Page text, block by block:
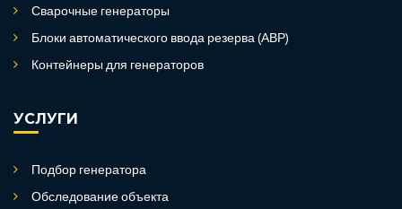
Сварочные генераторы
Блоки автоматического ввода резерва (АВР)
Контейнеры для генераторов
УСЛУГИ
Подбор генератора
Обследование объекта